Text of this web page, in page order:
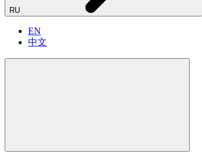
RU
EN
中文